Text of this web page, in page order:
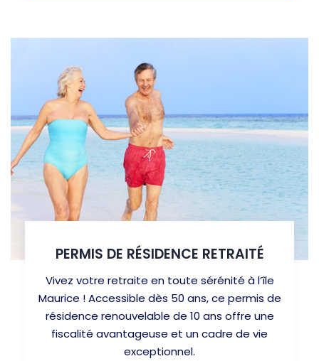
PERMIS DE RÉSIDENCE RETRAITÉ
Vivez votre retraite en toute sérénité à l’île
Maurice ! Accessible dès 50 ans, ce permis de
résidence renouvelable de 10 ans offre une
fiscalité avantageuse et un cadre de vie
exceptionnel.